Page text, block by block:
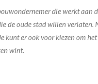
die werkt
de oude stad willen
kunt er ook voor kiezen om
wint.